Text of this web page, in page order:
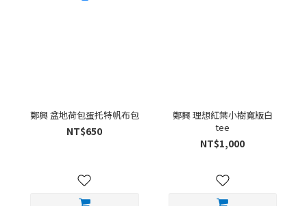
鄭興 盆地荷包蛋托特帆布包
NT$650
鄭興 理想紅葉小樹寬版白
tee
NT$1,000